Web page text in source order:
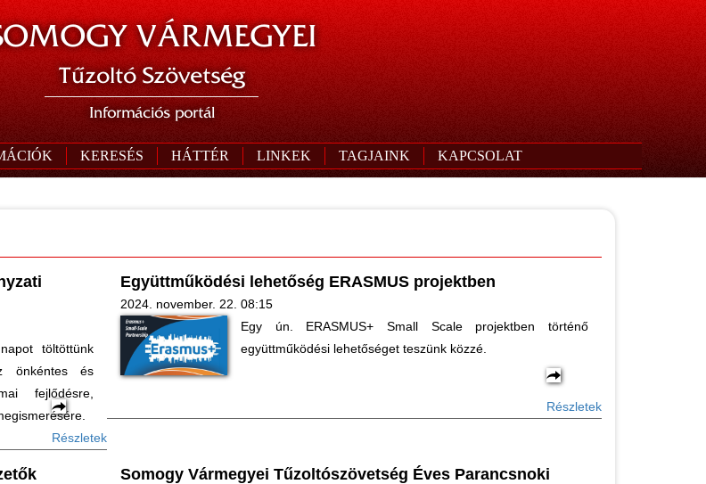
VÁRMEGYEI
Tűzoltó Szövetség
Információs portál
KERESÉS HÁTTÉR LINKEK TAGJAINK KAPCSOLAT
töltöttünk
önkéntes és
fejlődésre,
Részletek
Együttműködési lehetőség ERASMUS projektben
2024. november. 22. 08:15
Egy ún. ERASMUS+ Small Scale projektben történő
együttműködési lehetőséget teszünk közzé.
Részletek
Somogy Vármegyei Tűzoltószövetség Éves Parancsnoki